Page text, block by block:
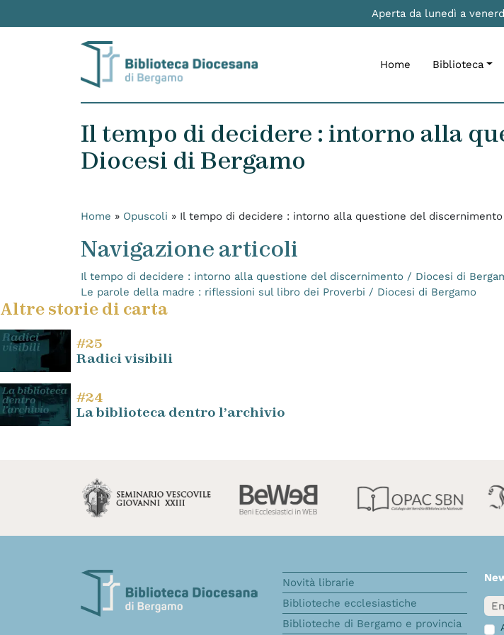
Aperta da lunedì a
Home Biblioteca
Il tempo di decidere : intorno alla
Diocesi di Bergamo
Home » Opuscoli » Il tempo di decidere : intorno alla questione del
Navigazione articoli
Il tempo di decidere : intorno alla questione del discernimento / Diocesi di
Le parole della madre : riflessioni sul libro dei Proverbi / Diocesi di Bergamo
Altre storie di carta
#25
Radici visibili
#24
La biblioteca dentro l’archivio
Novità librarie
Biblioteche ecclesiastiche
Biblioteche di Bergamo e provincia
Email